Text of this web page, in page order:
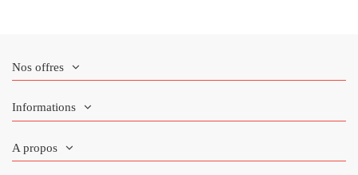
Nos offres
Informations
A propos